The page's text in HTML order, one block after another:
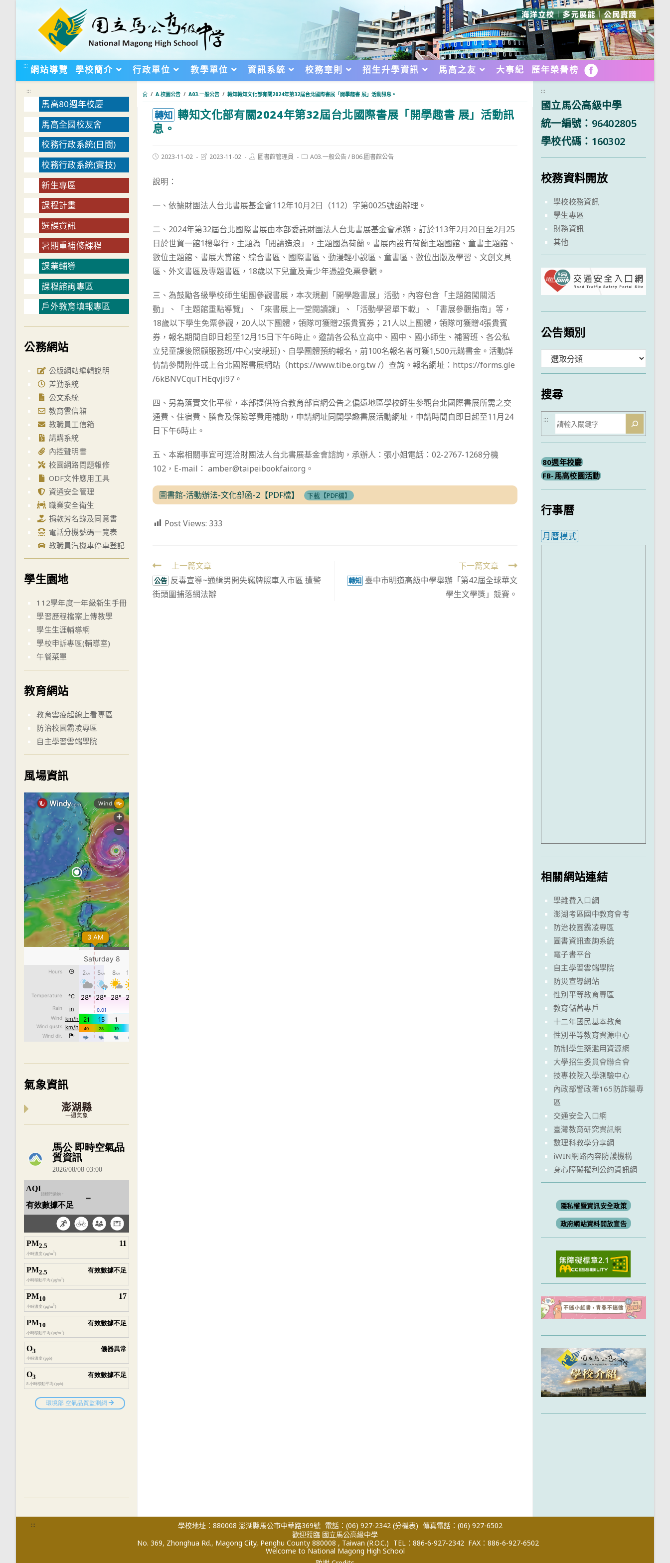
::: 網站導覽 學校簡介 行政單位 教學單位 資訊系統 校務章則 招生升學資訊 馬高之友 大事紀 歷年榮譽榜 FB
/ A.校園公告 / A03.一般公告 / 轉知轉知文化部有關2024年第32屆台北國際書展「開學趣書 展」活動訊息。
轉知 轉知文化部有關2024年第32屆台北國際書展「開學趣書 展」活動訊
息。
Post2023-11-02
Post2023-11-02
Post圖書館管理員
PostA03.一般公告/ B06.圖書館公告
說明：
一、依據財團法人台北書展基金會112年10月2日（112）字第0025號函辦理。
二、2024年第32屆台北國際書展由本部委託財團法人台北書展基金會承辦，訂於113年2月20日至2月25
日於世貿一館1樓舉行，主題為「閱讀造浪」，主題國為荷蘭。書展內設有荷蘭主題國館、童書主題館、
數位主題館、書展大賞館、綜合書區、國際書區、動漫輕小說區、童書區、數位出版及學習、文創文具
區、外文書區及專題書區，18歲以下兒童及青少年憑證免票參觀。
三、為鼓勵各級學校師生組團參觀書展，本次規劃「開學趣書展」活動，內容包含「主題館闖關活
動」、「主題館重點導覽」、「來書展上一堂閱讀課」、「活動學習單下載」、「書展參觀指南」等，
18歲以下學生免票參觀，20人以下團體，領隊可獲贈2張貴賓券；21人以上團體，領隊可獲贈4張貴賓
券，報名期間自即日起至12月15日下午6時止。邀請各公私立高中、國中、國小師生、補習班、各公私
立兒童課後照顧服務班/中心(安親班)、自學團體預約報名，前100名報名者可獲1,500元購書金。活動詳
情請參閱附件或上台北國際書展網站（https://www.tibe.org.tw /）查詢。報名網址：https://forms.gle
/6kBNVCquTHEqvji97。
四、另為落實文化平權，本部提供符合教育部官網公告之偏遠地區學校師生參觀台北國際書展所需之交
通費、住宿費、膳食及保險等費用補助，申請網址同開學趣書展活動網址，申請時間自即日起至11月24
日下午6時止。
五、本案相關事宜可逕洽財團法人台北書展基金會諮詢，承辦人：張小姐電話：02-2767-1268分機
102，E-mail： amber@taipeibookfair.org。
圖書館-活動辦法-文化部函-2【PDF檔】 下載【PDF檔】
Post Views: 333
Read
more
articles
上一篇文章
公告 反毒宣導~通緝男開失竊牌照車入市區 遭警
街頭圍捕落網法辦
下一篇文章
轉知 臺中市明道高級中學舉辦「第42屆全球華文
學生文學獎」競賽。
:::
馬高80週年校慶
馬高全國校友會
校務行政系統(日間)
校務行政系統(實技)
新生專區
課程計畫
選課資訊
暑期重補修課程
課業輔導
課程諮詢專區
戶外教育填報專區
公務網站
公版網站編輯說明
差勤系統
公文系統
教育雲信箱
教職員工信箱
請購系統
內控聲明書
校園網路問題報修
ODF文件應用工具
資通安全管理
職業安全衛生
捐款芳名錄及同意書
電話分機號碼一覽表
教職員汽機車停車登記
學生園地
112學年度一年級新生手冊
學習歷程檔案上傳教學
學生生涯輔導網
學校申訴專區(輔導室)
午餐菜單
教育網站
教育雲疫起線上看專區
防治校園霸凌專區
自主學習雲端學院
風場資訊
氣象資訊
澎湖縣
一週氣象
內嵌空氣品質小工具為視覺預覽，完整即時空氣品質資料請開啟
:::
國立馬公高級中學
統一編號：96402805
學校代碼：160302
校務資料開放
學校校務資訊
學生專區
財務資訊
其他
公告類別
類
搜尋
搜
尋
:::
80週年校慶
FB-馬高校園活動
行事曆
月曆模式
相關網站連結
學雜費入口網
澎湖考區國中教育會考
防治校園霸凌專區
圖書資訊查詢系統
電子書平台
自主學習雲端學院
防災宣導網站
性別平等教育專區
教育儲蓄專戶
十二年國民基本教育
性別平等教育資源中心
防制學生藥濫用資源網
大學招生委員會聯合會
技專校院入學測驗中心
內政部警政署165防詐騙專
區
交通安全入口網
臺灣教育研究資訊網
數理科教學分享網
iWIN網路內容防護機構
身心障礙權利公約資訊網
隱私權暨資訊安全政策
政府網站資料開放宣告
::: 學校地址：880008 澎湖縣馬公市中華路369號 電話：(06) 927-2342 (分機表) 傳真電話：(06) 927-6502
歡迎蒞臨 國立馬公高級中學
No. 369, Zhonghua Rd., Magong City, Penghu County 880008 , Taiwan (R.O.C.) TEL：886-6-927-2342 FAX：886-6-927-6502
Welcome to National Magong High School